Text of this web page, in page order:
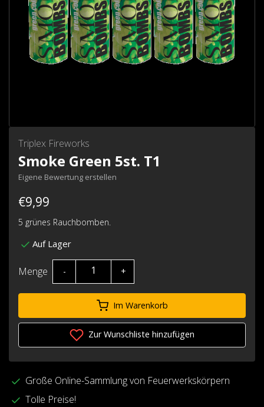
Triplex Fireworks
Smoke Green 5st. T1
Eigene Bewertung erstellen
€9,99
5 grünes Rauchbomben.
Auf Lager
Menge - +
Im Warenkorb
Zur Wunschliste hinzufügen
Große Online-Sammlung von Feuerwerkskörpern
Tolle Preise!